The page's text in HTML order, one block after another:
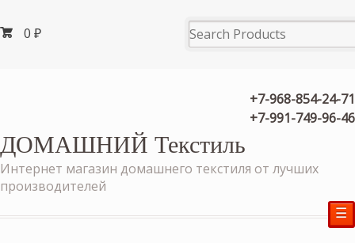
0 ₽
+7-968-854-24-71
+7-991-749-96-46
ДОМАШНИЙ Текстиль
Интернет магазин домашнего текстиля от лучших
производителей
☰